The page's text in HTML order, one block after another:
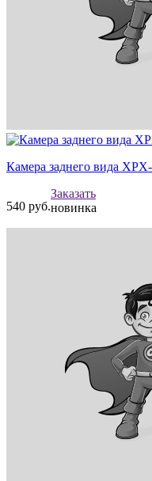
Камера заднего вида
540 руб.
Заказать
новинка